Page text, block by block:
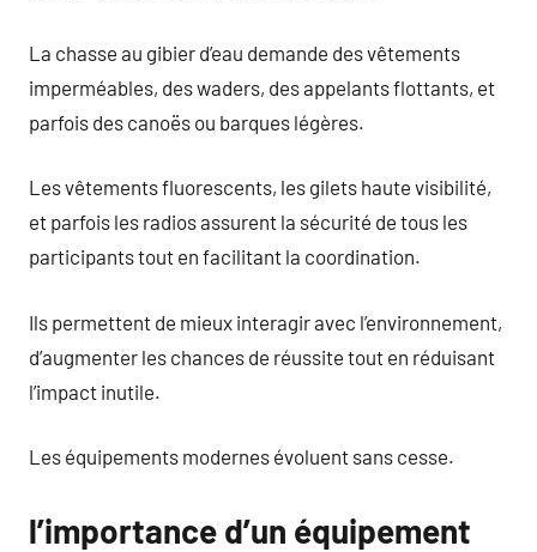
La chasse au gibier d’eau demande des vêtements
imperméables, des waders, des appelants flottants, et
parfois des canoës ou barques légères.
Les vêtements fluorescents, les gilets haute visibilité,
et parfois les radios assurent la sécurité de tous les
participants tout en facilitant la coordination.
Ils permettent de mieux interagir avec l’environnement,
d’augmenter les chances de réussite tout en réduisant
l’impact inutile.
Les équipements modernes évoluent sans cesse.
l’importance d’un équipement